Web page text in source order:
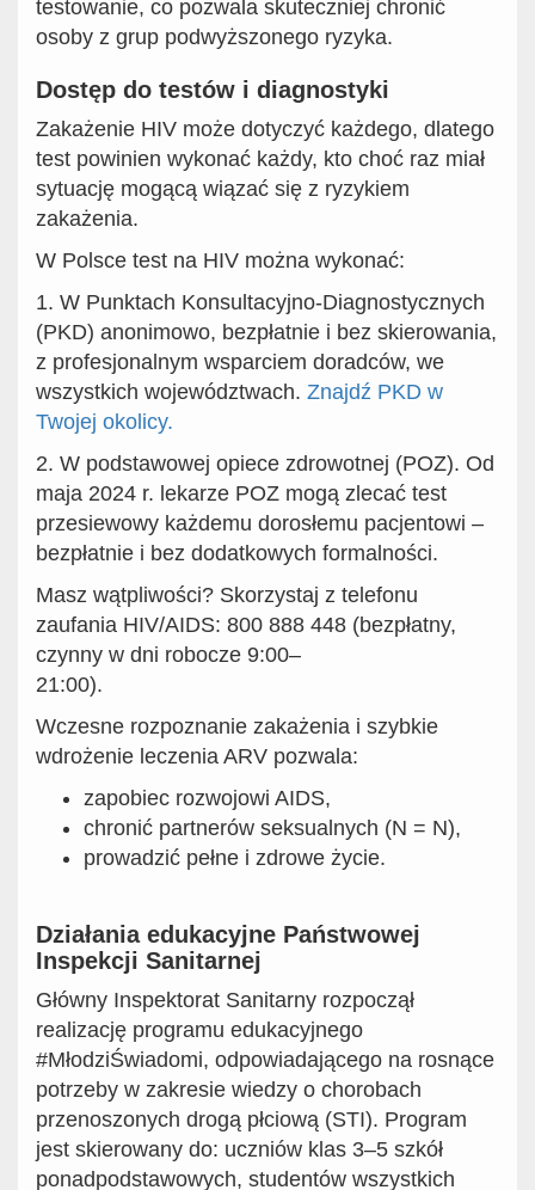
testowanie, co pozwala skuteczniej chronić
osoby z grup podwyższonego ryzyka.
Dostęp do testów i diagnostyki
Zakażenie HIV może dotyczyć każdego, dlatego
test powinien wykonać każdy, kto choć raz miał
sytuację mogącą wiązać się z ryzykiem
zakażenia.
W Polsce test na HIV można wykonać:
1. W Punktach Konsultacyjno-Diagnostycznych
(PKD) anonimowo, bezpłatnie i bez skierowania,
z profesjonalnym wsparciem doradców, we
wszystkich województwach. Znajdź PKD w
Twojej okolicy.
2. W podstawowej opiece zdrowotnej (POZ). Od
maja 2024 r. lekarze POZ mogą zlecać test
przesiewowy każdemu dorosłemu pacjentowi –
bezpłatnie i bez dodatkowych formalności.
Masz wątpliwości? Skorzystaj z telefonu
zaufania HIV/AIDS: 800 888 448 (bezpłatny,
czynny w dni robocze 9:00–
21:00).
Wczesne rozpoznanie zakażenia i szybkie
wdrożenie leczenia ARV pozwala:
zapobiec rozwojowi AIDS,
chronić partnerów seksualnych (N = N),
prowadzić pełne i zdrowe życie.
Działania edukacyjne Państwowej
Inspekcji Sanitarnej
Główny Inspektorat Sanitarny rozpoczął
realizację programu edukacyjnego
#MłodziŚwiadomi, odpowiadającego na rosnące
potrzeby w zakresie wiedzy o chorobach
przenoszonych drogą płciową (STI). Program
jest skierowany do: uczniów klas 3–5 szkół
ponadpodstawowych, studentów wszystkich